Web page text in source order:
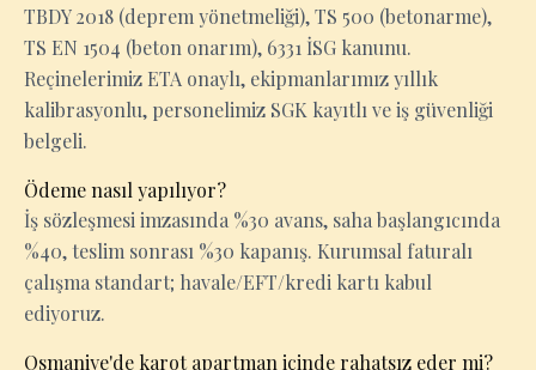
TBDY 2018 (deprem yönetmeliği), TS 500 (betonarme),
TS EN 1504 (beton onarım), 6331 İSG kanunu.
Reçinelerimiz ETA onaylı, ekipmanlarımız yıllık
kalibrasyonlu, personelimiz SGK kayıtlı ve iş güvenliği
belgeli.
Ödeme nasıl yapılıyor?
İş sözleşmesi imzasında %30 avans, saha başlangıcında
%40, teslim sonrası %30 kapanış. Kurumsal faturalı
çalışma standart; havale/EFT/kredi kartı kabul
ediyoruz.
Osmaniye'de karot apartman içinde rahatsız eder mi?